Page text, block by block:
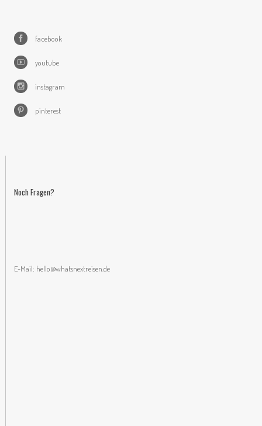
facebook
youtube
instagram
pinterest
Noch Fragen?
E-Mail: hello@whatsnextreisen.de